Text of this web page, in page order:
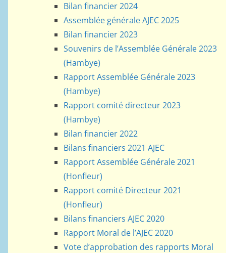
Bilan financier 2024
Assemblée générale AJEC 2025
Bilan financier 2023
Souvenirs de l’Assemblée Générale 2023
(Hambye)
Rapport Assemblée Générale 2023
(Hambye)
Rapport comité directeur 2023
(Hambye)
Bilan financier 2022
Bilans financiers 2021 AJEC
Rapport Assemblée Générale 2021
(Honfleur)
Rapport comité Directeur 2021
(Honfleur)
Bilans financiers AJEC 2020
Rapport Moral de l’AJEC 2020
Vote d’approbation des rapports Moral